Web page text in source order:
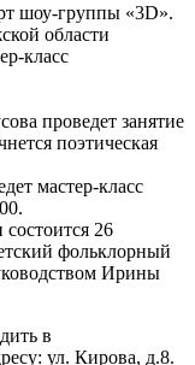
шоу-группы «3D».
области
класс
проведет занятие
поэтическая
мастер-класс
26
фольклорный
Ирины
в
ул. Кирова, д.8.